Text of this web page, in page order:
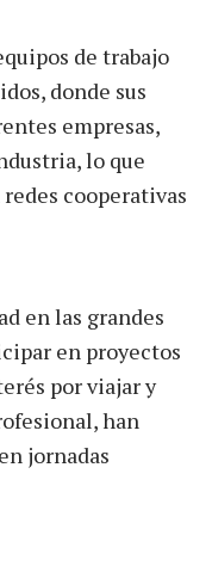
de trabajo
donde sus
empresas,
lo que
cooperativas
en las grandes
en proyectos
por viajar y
han
jornadas